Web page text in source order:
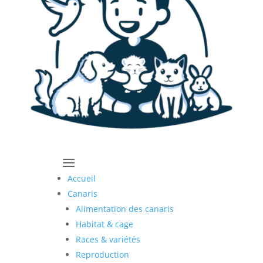
Accueil
Canaris
Alimentation des canaris
Habitat & cage
Races & variétés
Reproduction